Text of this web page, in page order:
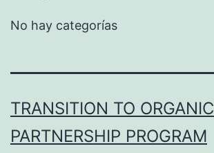
No hay categorías
TRANSITION TO ORGANIC
PARTNERSHIP PROGRAM